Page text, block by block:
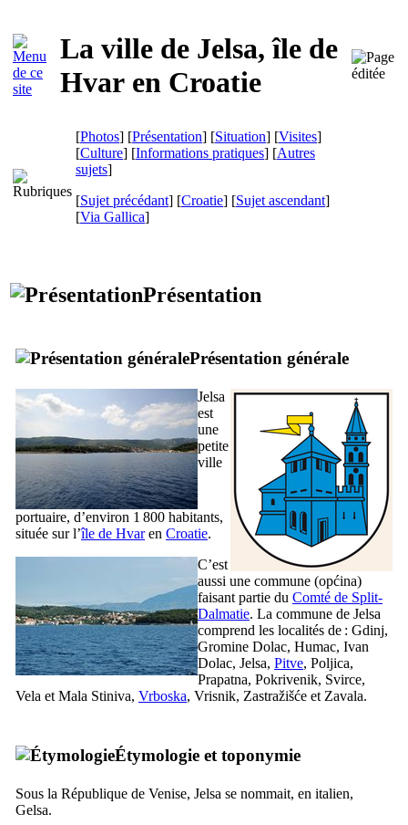
La ville de Jelsa, île de
Hvar en Croatie
[Photos] [Présentation] [Situation] [Visites]
[Culture] [Informations pratiques] [Autres
sujets]
[Sujet précédant] [Croatie] [Sujet ascendant]
[Via Gallica]
Présentation
Présentation générale
Jelsa
est
une
petite
ville
portuaire, d’environ 1 800 habitants,
située sur l’île de Hvaren Croatie.
C’est
aussi une commune (općina)
faisant partie du Comté de Split-
Dalmatie. La commune de Jelsa
comprend les localités de : Gdinj,
Gromine Dolac, Humac, Ivan
Dolac, Jelsa, Pitve, Poljica,
Prapatna, Pokrivenik, Svirce,
Vela et Mala Stiniva, Vrboska, Vrisnik, Zastražišće et Zavala.
Étymologie et toponymie
Sous la République de Venise, Jelsa se nommait, en italien,
Gelsa.